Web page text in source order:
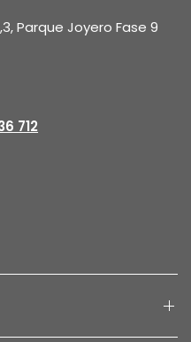
Parque Joyero Fase 9
712